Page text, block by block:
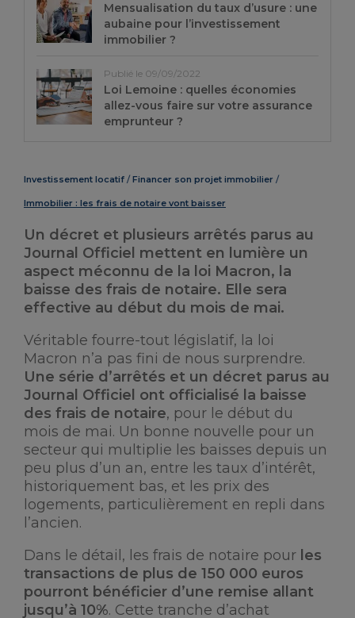
Investissement locatif Financer son projet immobilier
Immobilier : les frais de notaire vont baisser
Un décret et plusieurs arrêtés parus au
Journal Officiel mettent en lumière un
aspect méconnu de la loi Macron, la
baisse des frais de notaire. Elle sera
effective au début du mois de mai.
Véritable fourre-tout législatif, la loi
Macron n’a pas fini de nous surprendre.
Une série d’arrêtés et un décret parus au
Journal Officiel ont officialisé la baisse
des frais de notaire, pour le début du
mois de mai. Un bonne nouvelle pour un
secteur qui multiplie les baisses depuis un
peu plus d’un an, entre les taux d’intérêt,
historiquement bas, et les prix des
logements, particulièrement en repli dans
l’ancien.
Dans le détail, les frais de notaire pour les
transactions de plus de 150 000 euros
pourront bénéficier d’une remise allant
jusqu’à 10%. Cette tranche d’achat
Mensualisation du taux d’usure : une
aubaine pour l’investissement
immobilier ?
Publié le 09/09/2022
Loi Lemoine : quelles économies
allez-vous faire sur votre assurance
emprunteur ?